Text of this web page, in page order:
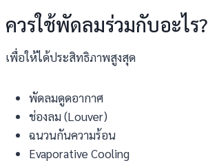
ควรใช้พัดลมร่วมกับอะไร?
เพื่อให้ได้ประสิทธิภาพสูงสุด
พัดลมดูดอากาศ
ช่องลม (Louver)
ฉนวนกันความร้อน
Evaporative Cooling